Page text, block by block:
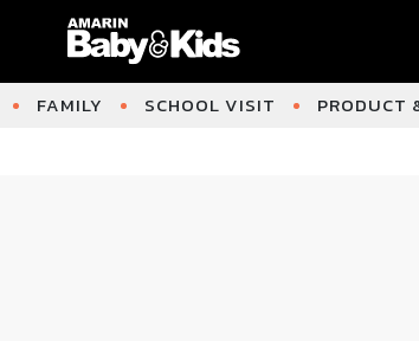
FAMILY SCHOOL VISIT PRODUCT